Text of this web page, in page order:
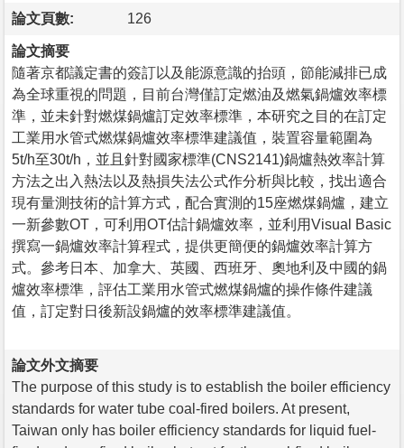
論文頁數: 126
論文摘要
隨著京都議定書的簽訂以及能源意識的抬頭，節能減排已成
為全球重視的問題，目前台灣僅訂定燃油及燃氣鍋爐效率標
準，並未針對燃煤鍋爐訂定效率標準，本研究之目的在訂定
工業用水管式燃煤鍋爐效率標準建議值，裝置容量範圍為
5t/h至30t/h，並且針對國家標準(CNS2141)鍋爐熱效率計算
方法之出入熱法以及熱損失法公式作分析與比較，找出適合
現有量測技術的計算方式，配合實測的15座燃煤鍋爐，建立
一新參數OT，可利用OT估計鍋爐效率，並利用Visual Basic
撰寫一鍋爐效率計算程式，提供更簡便的鍋爐效率計算方
式。參考日本、加拿大、英國、西班牙、奧地利及中國的鍋
爐效率標準，評估工業用水管式燃煤鍋爐的操作條件建議
值，訂定對日後新設鍋爐的效率標準建議值。
論文外文摘要
The purpose of this study is to establish the boiler efficiency
standards for water tube coal-fired boilers. At present,
Taiwan only has boiler efficiency standards for liquid fuel-